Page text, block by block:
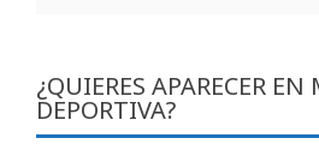
¿QUIERES APARECER
DEPORTIVA?